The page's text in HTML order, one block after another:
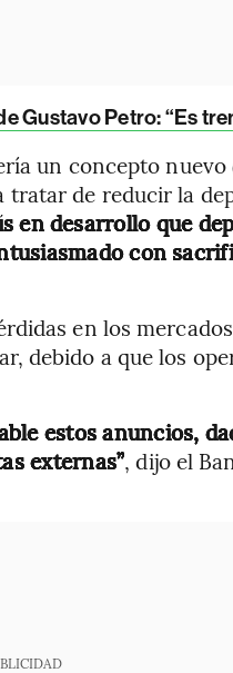
Gustavo Petro: “Es
un concepto
de reducir la
en desarrollo que
con
en los
debido a que los
estos anuncios,
externas”, dijo el